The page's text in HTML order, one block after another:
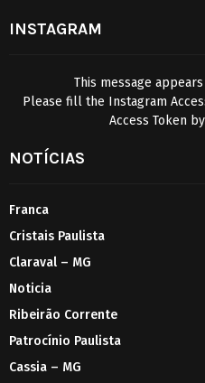
INSTAGRAM
This message
Please fill the Instagram
Access Token
NOTÍCIAS
Franca
Cristais Paulista
Claraval – MG
Noticia
Ribeirão Corrente
Patrocínio Paulista
Cassia – MG